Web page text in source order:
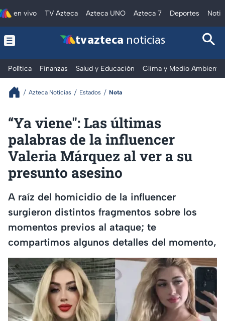
en vivo TV Azteca Azteca UNO Azteca 7 Deportes
tv azteca noticias
Política Finanzas Salud y Educación Clima y Medio Ambiente
Azteca Noticias Estados Nota
“Ya viene": Las últimas
palabras de la influencer
Valeria Márquez al ver a su
presunto asesino
A raíz del homicidio de la influencer
surgieron distintos fragmentos sobre los
momentos previos al ataque; te
compartimos algunos detalles del momento,